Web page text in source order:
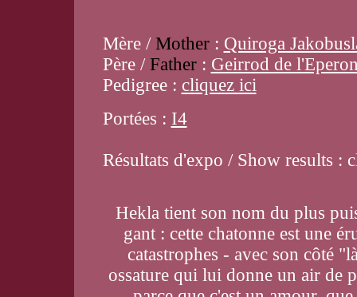
Mère / Mother : Quiroga
Père / Father: Geirrod de
Pedigree : cliquez ici
Portées : I4
Résultats d'expo / Show results :
Hekla tient son nom du plus
gant : cette chatonne est une
catastrophes - avec son côté
ossature qui lui donne un air de